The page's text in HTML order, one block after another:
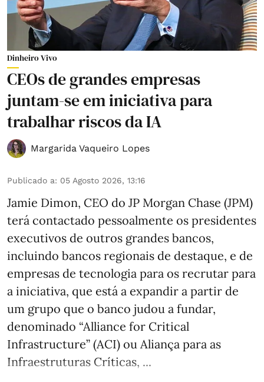
Dinheiro Vivo
CEOs de grandes empresas
juntam-se em iniciativa para
trabalhar riscos da IA
Margarida Vaqueiro Lopes
Publicado a: 05 Agosto 2026, 13:16
Jamie Dimon, CEO do JP Morgan Chase (JPM)
terá contactado pessoalmente os presidentes
executivos de outros grandes bancos,
incluindo bancos regionais de destaque, e de
empresas de tecnologia para os recrutar para
a iniciativa, que está a expandir a partir de
um grupo que o banco judou a fundar,
denominado “Alliance for Critical
Infrastructure” (ACI) ou Aliança para as
Infraestruturas Críticas, ...